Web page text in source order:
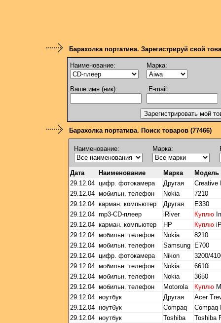
Барахолка портатива. Зарегистрируй свой
Наименование: Марка:
Ваше имя (ник): E-mail:
Барахолка портатива. Поиск товаров (77466)
Наименование: Марка:
Дата Наименование Марка
Модель
29.12.04 цифр. фотокамера Другая
Creative
29.12.04 мобильн. телефон Nokia
7210
29.12.04 карман. компьютер Другая
E330
29.12.04 mp3-CD-плеер iRiver Куплю
29.12.04 карман. компьютер HP Куплю
29.12.04 мобильн. телефон Nokia
8210
29.12.04 мобильн. телефон Samsung
E700
29.12.04 цифр. фотокамера Nikon
3200/
29.12.04 мобильн. телефон Nokia
6610i
29.12.04 мобильн. телефон Nokia
3650
29.12.04 мобильн. телефон Motorola Куплю
29.12.04 ноутбук Другая
Acer
29.12.04 ноутбук Compaq
Compaq
29.12.04 ноутбук Toshiba
Toshiba